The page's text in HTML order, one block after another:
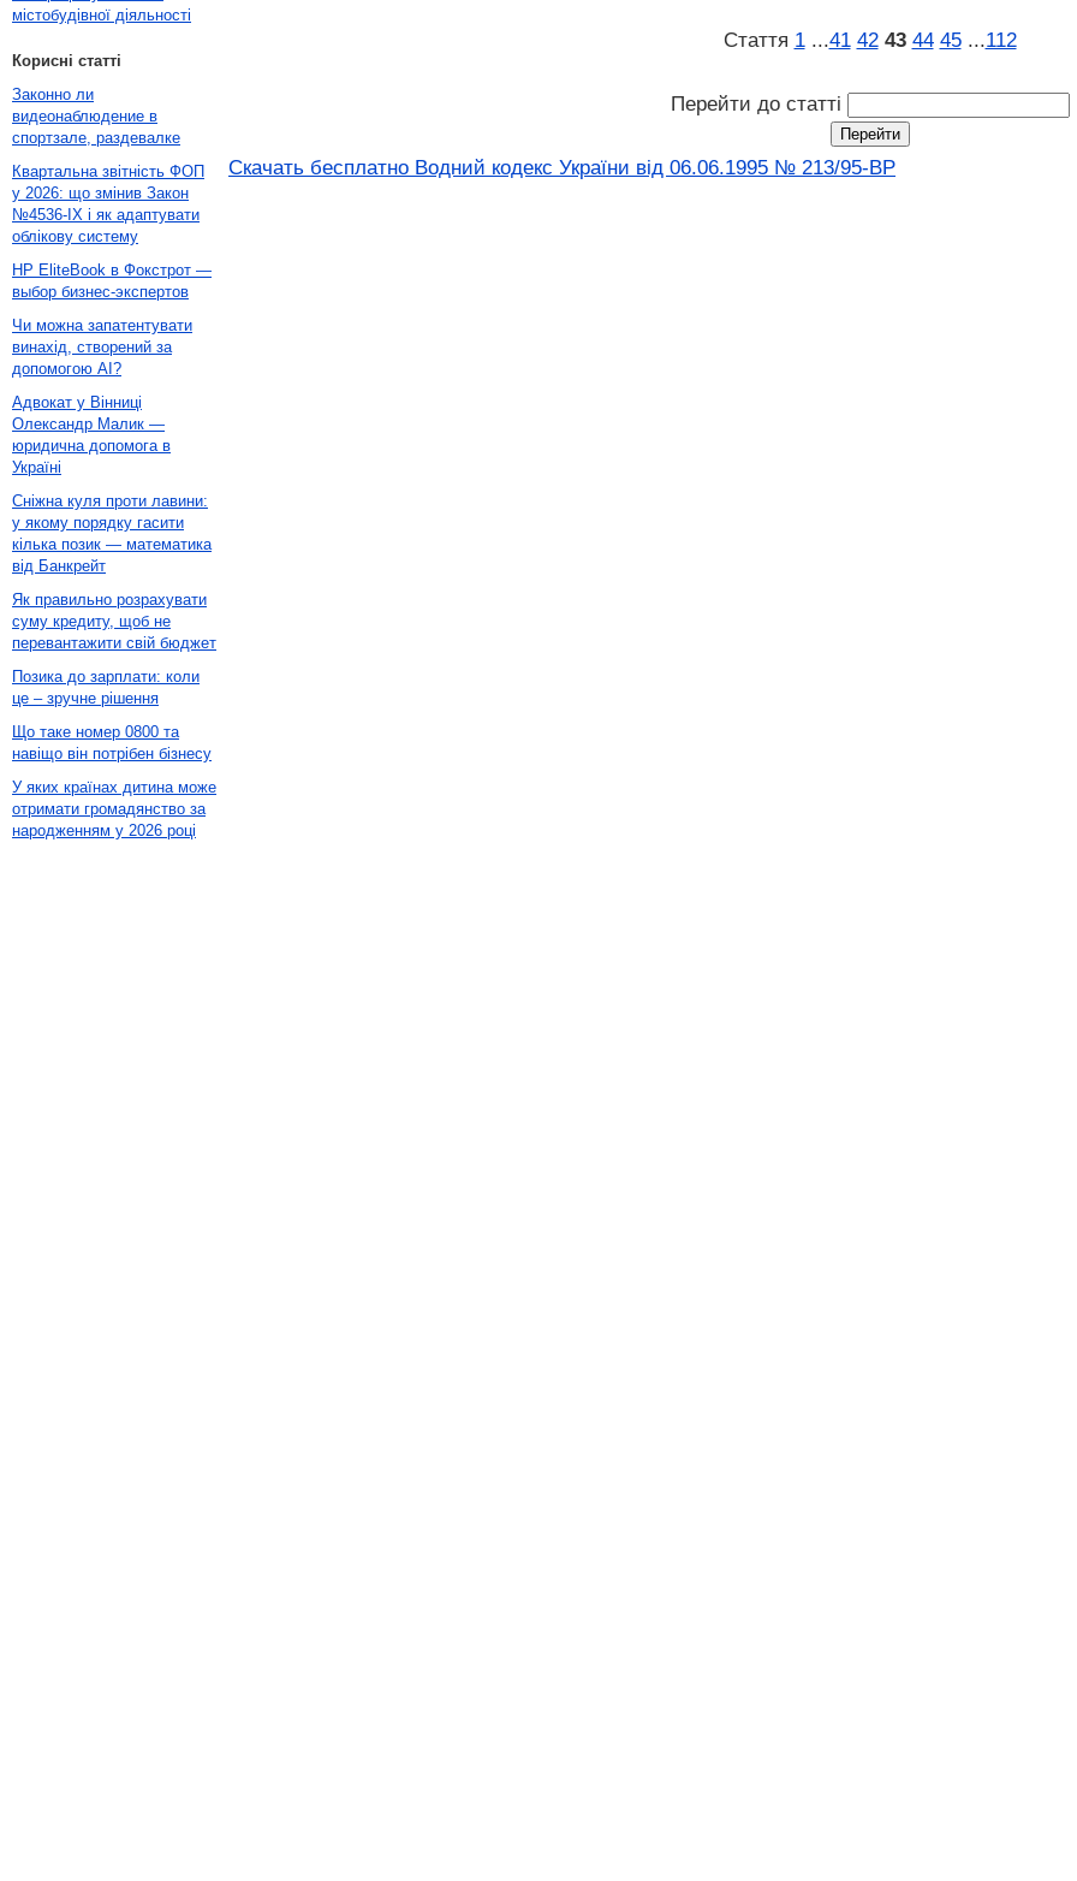
Стаття 1 ...41 42 43 44 45 ...112
Перейти до статті
Скачать бесплатно Водний кодекс України від 06.06.1995 № 213/95-ВР
містобудівної діяльності
Корисні статті
Законно ли
видеонаблюдение в
спортзале, раздевалке
Квартальна звітність ФОП
у 2026: що змінив Закон
№4536-IX і як адаптувати
облікову систему
HP EliteBook в Фокстрот —
выбор бизнес-экспертов
Чи можна запатентувати
винахід, створений за
допомогою AI?
Адвокат у Вінниці
Олександр Малик —
юридична допомога в
Україні
Сніжна куля проти лавини:
у якому порядку гасити
кілька позик — математика
від Банкрейт
Як правильно розрахувати
суму кредиту, щоб не
перевантажити свій бюджет
Позика до зарплати: коли
це – зручне рішення
Що таке номер 0800 та
навіщо він потрібен бізнесу
У яких країнах дитина може
отримати громадянство за
народженням у 2026 році